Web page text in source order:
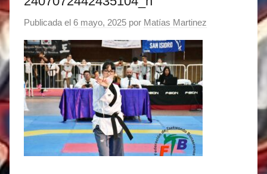
Publicada el 6 mayo, 2025 por Matías Martinez